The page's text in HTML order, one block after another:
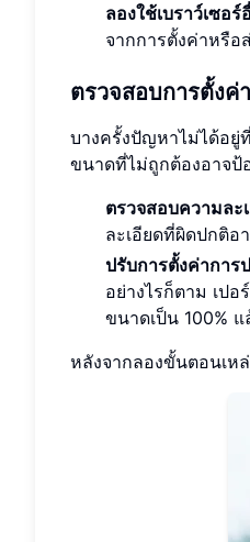
ลองใช้เบราว์เซอร์
จากการตั้งค่าหรือ
ตรวจสอบการตั้งค่
บางครั้งปัญหาไม่ได้อยู่
ขนาดที่ไม่ถูกต้องอาจป้
ตรวจสอบความละ
ละเอียดที่ผิดปกติอ
ปรับการตั้งค่าการ
อย่างไรก็ตาม เป
ขนาดเป็น 100%
หลังจากลองขั้นตอนเห